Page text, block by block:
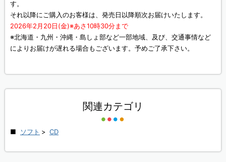
す。
それ以降にご購入のお客様は、発売日以降順次お届けいたします。
2026年2月20日(金)※あさ10時30分まで
※北海道・九州・沖縄・島しょ部など一部地域、及び、交通事情など
によりお届けが遅れる場合もございます。予めご了承下さい。
関連カテゴリ
ソフト > CD